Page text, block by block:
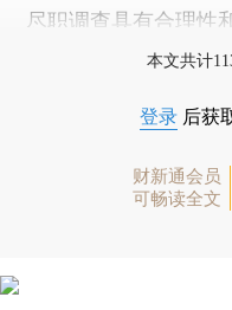
尽职调查具有合理性
本文共计
登录 后获
财新通会员
可畅读全文